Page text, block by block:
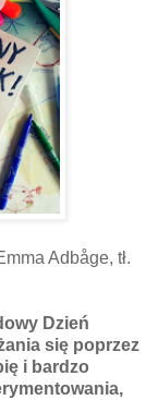
Adbåge, tł.
Dzień
się poprzez
i bardzo